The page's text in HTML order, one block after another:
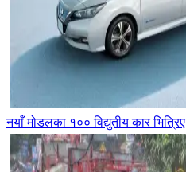
नयाँ मोडलका १०० विद्युतीय कार भित्रिए